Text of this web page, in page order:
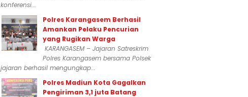
konferensi...
Polres Karangasem Berhasil
Amankan Pelaku Pencurian
yang Rugikan Warga
KARANGASEM – Jajaran Satreskrim
Polres Karangasem bersama Polsek
jajaran berhasil mengungkap...
Polres Madiun Kota Gagalkan
Pengiriman 3,1 juta Batang